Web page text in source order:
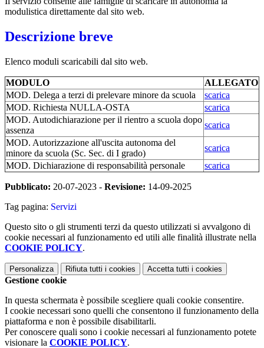
modulistica direttamente dal sito web.
Descrizione breve
Elenco moduli scaricabili dal sito web.
MODULO
ALLEGATO
MOD. Delega a terzi di prelevare minore da scuola
scarica
MOD. Richiesta NULLA-OSTA
scarica
MOD. Autodichiarazione per il rientro a scuola dopo
assenza
scarica
MOD. Autorizzazione all'uscita autonoma del
minore da scuola (Sc. Sec. di I grado)
scarica
MOD. Dichiarazione di responsabilità personale
scarica
Pubblicato: 20-07-2023 - Revisione: 14-09-2025
Tag pagina: Servizi
Questo sito o gli strumenti terzi da questo utilizzati si avvalgono di
cookie necessari al funzionamento ed utili alle finalità illustrate nella
COOKIE POLICY.
Personalizza Rifiuta tutti i cookies Accetta tutti i cookies
Gestione cookie
In questa schermata è possibile scegliere quali cookie consentire.
I cookie necessari sono quelli che consentono il funzionamento della
piattaforma e non è possibile disabilitarli.
Per conoscere quali sono i cookie necessari al funzionamento potete
visionare la COOKIE POLICY.